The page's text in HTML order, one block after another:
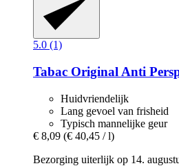
5.0 (1)
Tabac Original Anti
Huidvriendelijk
Lang gevoel van frisheid
Typisch mannelijke geur
€ 8,09 (€ 40,45 / l)
Bezorging uiterlijk op 14.